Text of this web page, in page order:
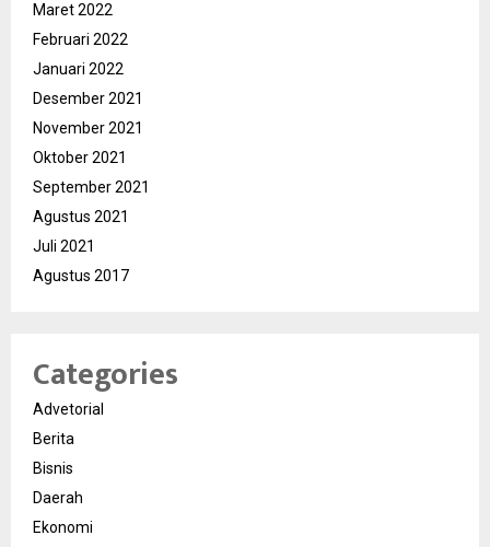
Maret 2022
Februari 2022
Januari 2022
Desember 2021
November 2021
Oktober 2021
September 2021
Agustus 2021
Juli 2021
Agustus 2017
Categories
Advetorial
Berita
Bisnis
Daerah
Ekonomi